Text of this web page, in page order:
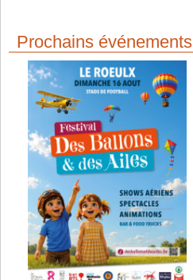
Prochains événements